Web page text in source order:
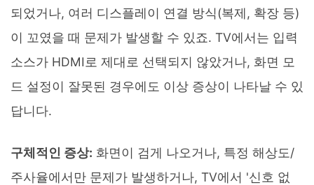
되었거나, 여러 디스플레이 연결 방식(복제, 확장 등)
이 꼬였을 때 문제가 발생할 수 있죠. TV에서는 입력
소스가 HDMI로 제대로 선택되지 않았거나, 화면 모
드 설정이 잘못된 경우에도 이상 증상이 나타날 수 있
답니다.
구체적인 증상: 화면이 검게 나오거나, 특정 해상도/
주사율에서만 문제가 발생하거나, TV에서 '신호 없